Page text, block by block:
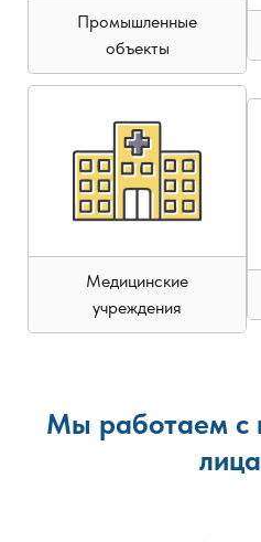
Промышленные
объекты
Медицинские
учреждения
Мы работаем с